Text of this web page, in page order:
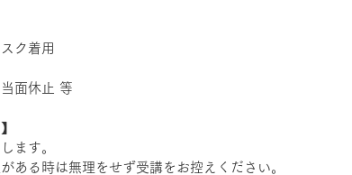
ク着用
面休止 等
ます。
ある時は無理をせず受講をお控えください。